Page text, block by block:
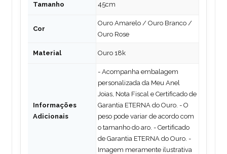
Tamanho 45cm
Cor
Ouro Amarelo / Ouro Branco /
Ouro Rose
Material Ouro 18k
Informações
Adicionais
- Acompanha embalagem
personalizada da Meu Anel
Joias, Nota Fiscal e Certificado de
Garantia ETERNA do Ouro. - O
peso pode variar de acordo com
o tamanho do aro. - Certificado
de Garantia ETERNA do Ouro. -
Imagem meramente ilustrativa